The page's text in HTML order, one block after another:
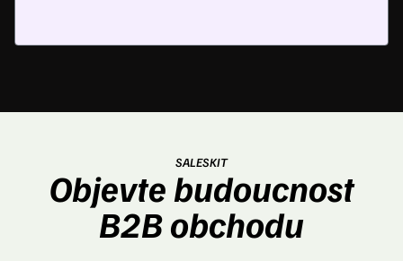
SALESKIT
Objevte budoucnost
B2B obchodu